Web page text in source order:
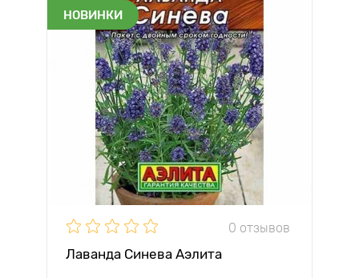
НОВИНКИ
0 отзывов
Лаванда Синева Аэлита